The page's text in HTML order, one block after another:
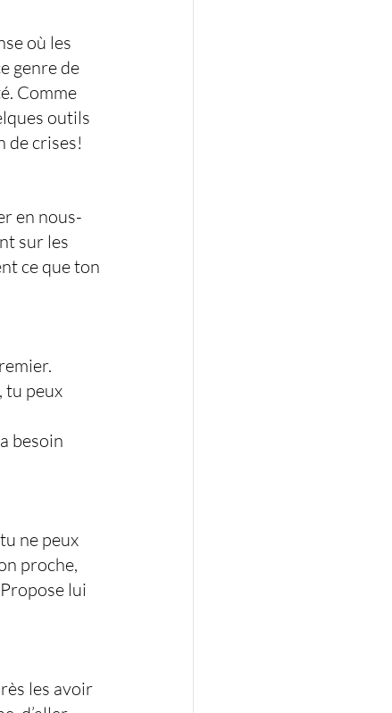
où les
genre de
Comme
outils
de crises!
en nous-
sur les
ce que ton
tu peux
besoin
ne peux
proche,
lui
les avoir